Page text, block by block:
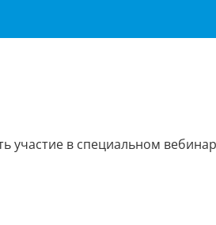
участие в специальном